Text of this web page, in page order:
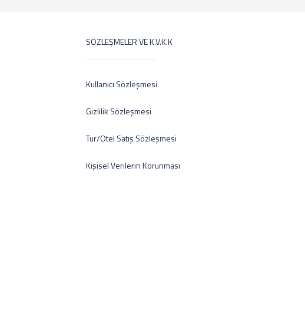
SÖZLEŞMELER VE K.V.K.K
Kullanıcı Sözleşmesi
Gizlilik Sözleşmesi
Tur/Otel Satış Sözleşmesi
Kişisel Verilerin Korunması